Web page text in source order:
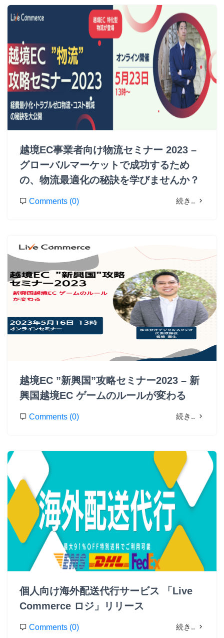
越境EC事業者向け物流セミナー 2023 –
グローバルマーケットで成功するため
の、物流最適化の秘訣を学びませんか？
Comments (0) 続き..
越境EC ”新興国”攻略セミナー2023 – 新
興国越境EC ゲームのルールが変わる
Comments (0) 続き..
個人向け海外配送代行サービス 「Live
Commerce ロジ」リリース
Comments (0) 続き..